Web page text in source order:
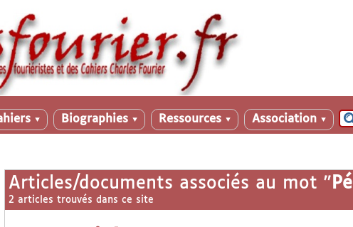
▼ Biographies ▼ Ressources ▼ Association ▼
Articles/documents associés au mot "
2 articles trouvés dans ce site